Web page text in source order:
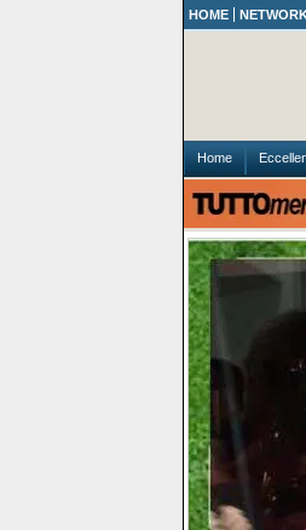
HOME
Home